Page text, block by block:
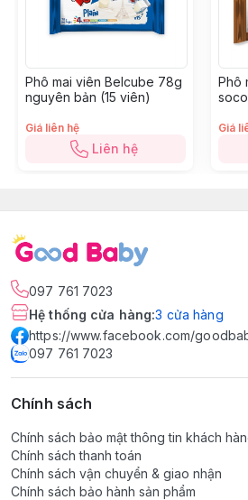
Ưu điểm nổi bật của sản phẩm
. Được làm hoàn toàn từ sữa tươi
. Đảm bảo an toàn và tốt cho hệ
. Bổ sung vị chuối thơm ngon,
. Bổ sung nhiều dưỡng chất
kháng và tăng cường hấp thu
Lưu ý: Không sử dụng sản phẩm
Phô mai viên Belcube 78g
nguyên bản (15 viên)
Giá liên hệ
Liên hệ
Phô
Giá
097 761 7023
Hệ thống cửa hàng:3 cửa hàng
https://www.facebook.com/
097 761 7023
Chính sách
Chính sách bảo mật thông tin khách
Chính sách thanh toán
Chính sách vận chuyển & giao nhận
Chính sách bảo hành sản phẩm